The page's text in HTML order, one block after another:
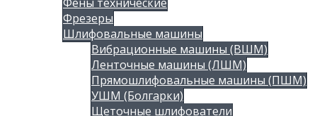
Фрезеры
Шлифовальные машины
Вибрационные машины (ВШМ)
Ленточные машины (ЛШМ)
Прямошлифовальные машины (ПШМ)
УШМ (Болгарки)
Щеточные шлифователи